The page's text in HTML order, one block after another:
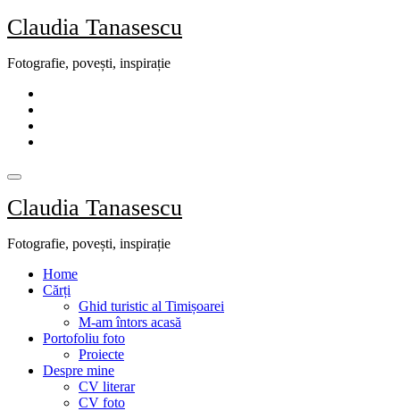
Skip
to
Claudia Tanasescu
Fotografie, povești, inspirație
Claudia Tanasescu
Fotografie, povești, inspirație
Home
Cărți
Ghid turistic al Timișoarei
M-am întors acasă
Portofoliu foto
Proiecte
Despre mine
CV literar
CV foto